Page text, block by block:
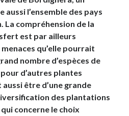
l’ensemble des pays
La compréhension de la
est par ailleurs
qu’elle pourrait
nombre d’espèces de
d’autres plantes
être d’une grande
des plantations
concerne le choix